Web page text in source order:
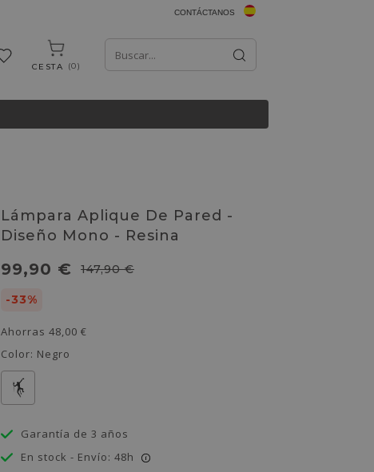
CONTÁCTANOS
CESTA 0
Lámpara Aplique De Pared -
Diseño Mono - Resina
99,90 € 147,90 €
-33%
Ahorras 48,00 €
Color: Negro
Garantía de 3 años
En stock - Envío: 48h
i